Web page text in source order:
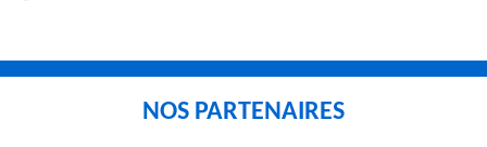
NOS PARTENAIRES